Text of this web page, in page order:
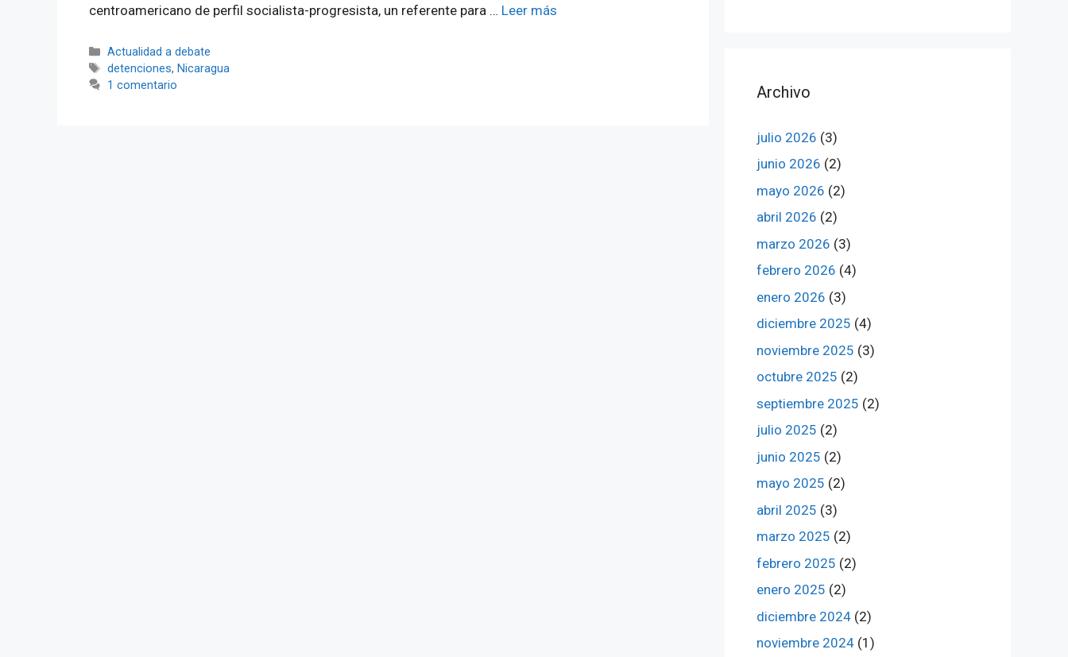
centroamericano de perfil socialista-progresista, un referente para … Leer más
Categorías
Actualidad a debate
Etiquetas
detenciones, Nicaragua
1 comentario
Archivo
julio 2026 (3)
junio 2026 (2)
mayo 2026 (2)
abril 2026 (2)
marzo 2026 (3)
febrero 2026 (4)
enero 2026 (3)
diciembre 2025 (4)
noviembre 2025 (3)
octubre 2025 (2)
septiembre 2025 (2)
julio 2025 (2)
junio 2025 (2)
mayo 2025 (2)
abril 2025 (3)
marzo 2025 (2)
febrero 2025 (2)
enero 2025 (2)
diciembre 2024 (2)
noviembre 2024 (1)